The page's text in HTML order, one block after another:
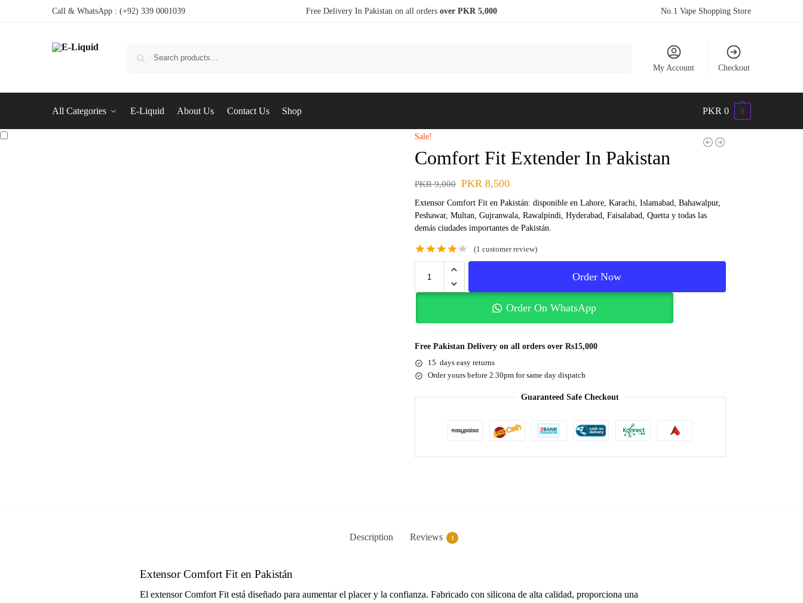
Call & WhatsApp : (+92) 339 0001039 Free Delivery In Pakistan on all orders over PKR 5,000 No.1 Vape Shopping Store
My Account Checkout
All Categories E-Liquid About Us Contact Us Shop PKR 0 0
Sale!
Comfort Fit Extender In Pakistan
PKR9,000 PKR 8,500
Extensor Comfort Fit en Pakistán: disponible en Lahore, Karachi, Islamabad, Bahawalpur,
Peshawar, Multan, Gujranwala, Rawalpindi, Hyderabad, Faisalabad, Quetta y todas las
demás ciudades importantes de Pakistán.
(1 customer review)
Order Now
Order On WhatsApp
Free Pakistan Delivery on all orders over Rs15,000
15 days easy returns
Order yours before 2.30pm for same day dispatch
Guaranteed Safe Checkout
Description Reviews 1
Extensor Comfort Fit en Pakistán
El extensor Comfort Fit está diseñado para aumentar el placer y la confianza. Fabricado con silicona de alta calidad, proporciona una